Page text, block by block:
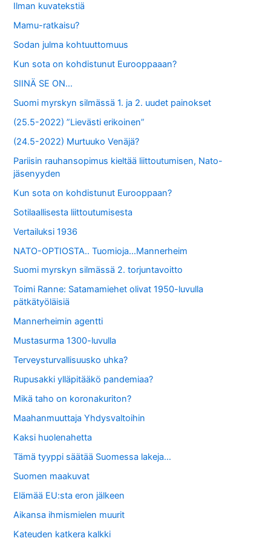
Ilman kuvatekstiä
Mamu-ratkaisu?
Sodan julma kohtuuttomuus
Kun sota on kohdistunut Eurooppaaan?
SIINÄ SE ON…
Suomi myrskyn silmässä 1. ja 2. uudet painokset
(25.5-2022) ”Lievästi erikoinen”
(24.5-2022) Murtuuko Venäjä?
Pariisin rauhansopimus kieltää liittoutumisen, Nato-
jäsenyyden
Kun sota on kohdistunut Eurooppaan?
Sotilaallisesta liittoutumisesta
Vertailuksi 1936
NATO-OPTIOSTA.. Tuomioja…Mannerheim
Suomi myrskyn silmässä 2. torjuntavoitto
Toimi Ranne: Satamamiehet olivat 1950-luvulla
pätkätyöläisiä
Mannerheimin agentti
Mustasurma 1300-luvulla
Terveysturvallisuusko uhka?
Rupusakki ylläpitääkö pandemiaa?
Mikä taho on koronakuriton?
Maahanmuuttaja Yhdysvaltoihin
Kaksi huolenahetta
Tämä tyyppi säätää Suomessa lakeja…
Suomen maakuvat
Elämää EU:sta eron jälkeen
Aikansa ihmismielen muurit
Kateuden katkera kalkki